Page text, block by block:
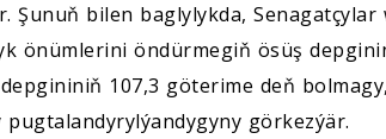
Şunuň bilen baglylykda, Senagatçylar
önümlerini öndürmegiň ösüş
107,3 göterime deň
görkezýär.